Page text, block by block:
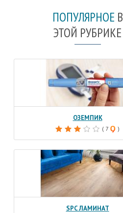
ПОПУЛЯРНОЕ В
ЭТОЙ РУБРИКЕ
ОЗЕМПИК
( 7 )
SPC ЛАМИНАТ